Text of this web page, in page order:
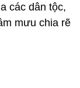
các dân tộc,
mưu chia rẽ